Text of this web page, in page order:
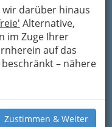
wir darüber hinaus
Alternative,
im Zuge Ihrer
auf das
– nähere
Zustimmen & Weiter
ändern
4
ändern